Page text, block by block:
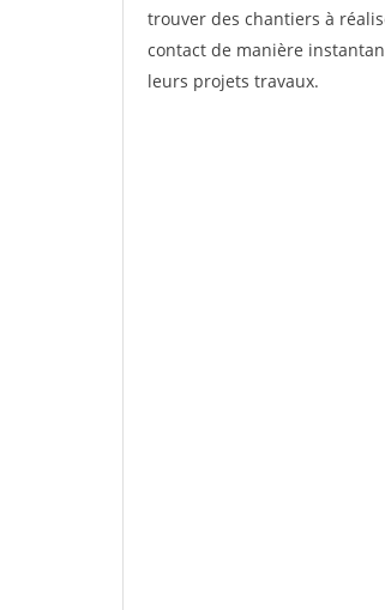
trouver des chantiers à
contact de manière
leurs projets travaux.